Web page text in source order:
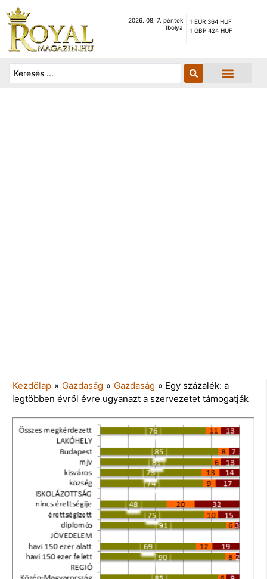
2026. 08. 7. péntek
Ibolya
1 EUR 364 HUF
1 GBP 424 HUF
Kezdőlap » Gazdaság » Gazdaság » Egy százalék: a
legtöbben évről évre ugyanazt a szervezetet támogatják